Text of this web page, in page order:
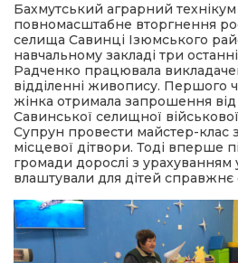
Бахмутський аграрний
повномасштабне вторгнення
селища Савинці Ізюмського
навчальному закладі три
Радченко працювала
відділенні живопису. Першого
жінка отримала запрошення від
Савинської селищної
Супрун провести майстер-клас
місцевої дітвори. Тоді вперше
громади дорослі з урахуванням
влаштували для дітей справжнє